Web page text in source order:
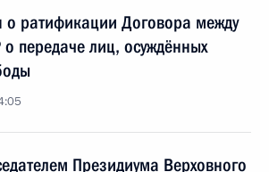
о ратификации Договора между
передаче лиц, осуждённых
Президиума Верховного